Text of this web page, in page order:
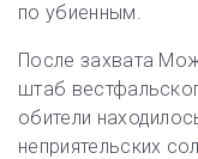
по убиенным.
После захвата
штаб
обители
неприятельских